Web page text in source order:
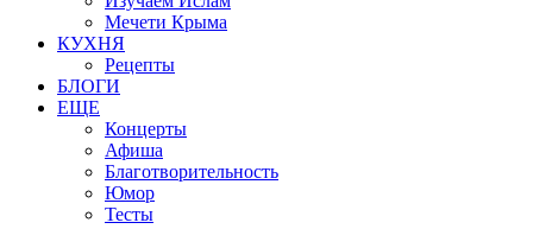
Мечети Крыма
КУХНЯ
Рецепты
БЛОГИ
ЕЩЕ
Концерты
Афиша
Благотворительность
Юмор
Тесты